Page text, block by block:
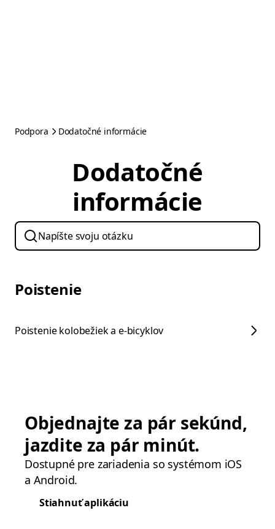
Podpora Dodatočné informácie
Dodatočné
informácie
Poistenie
Poistenie kolobežiek a e-bicyklov
Objednajte za pár sekúnd,
jazdite za pár minút.
Dostupné pre zariadenia so systémom iOS
a Android.
Stiahnuť aplikáciu